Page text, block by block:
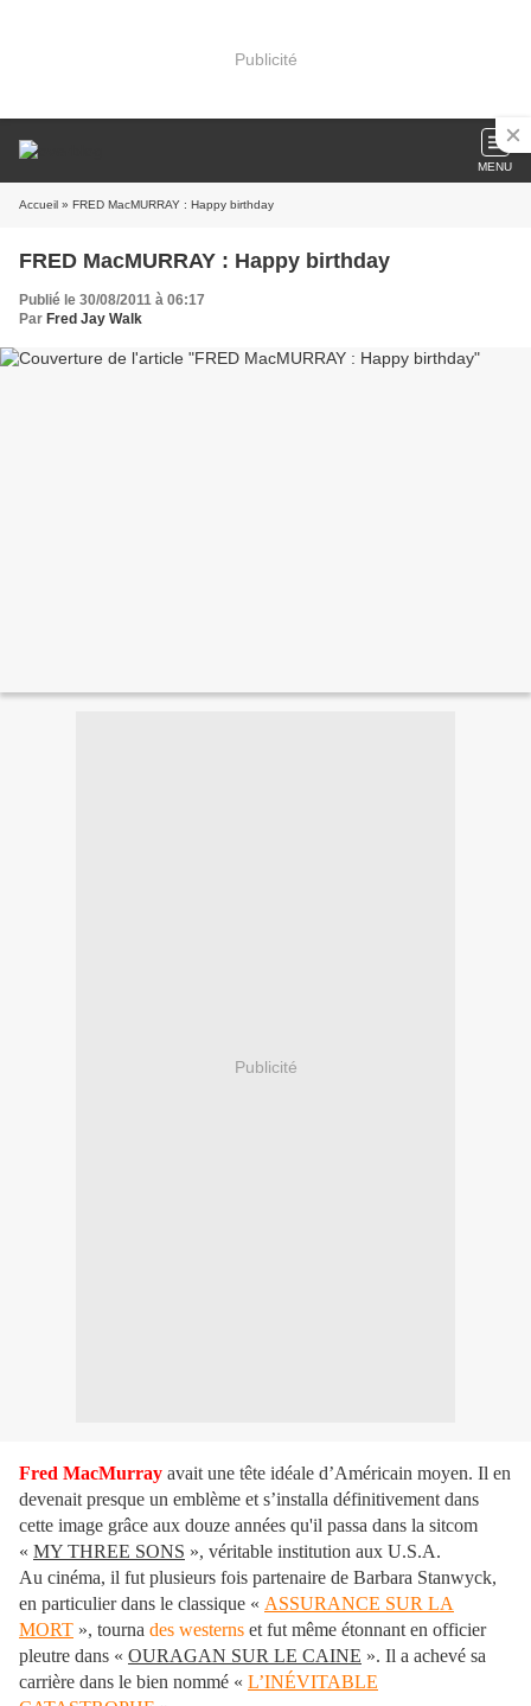
Publicité
MENU
Accueil » FRED MacMURRAY : Happy birthday
FRED MacMURRAY : Happy birthday
Publié le 30/08/2011 à 06:17
Par Fred Jay Walk
Publicité
Fred MacMurray avait une tête idéale d’Américain moyen. Il en
devenait presque un emblème et s’installa définitivement dans
cette image grâce aux douze années qu'il passa dans la sitcom
« MY THREE SONS », véritable institution aux U.S.A.
Au cinéma, il fut plusieurs fois partenaire de Barbara Stanwyck,
en particulier dans le classique « ASSURANCE SUR LA
MORT », tourna des westerns et fut même étonnant en officier
pleutre dans « OURAGAN SUR LE CAINE ». Il a achevé sa
carrière dans le bien nommé « L’INÉVITABLE